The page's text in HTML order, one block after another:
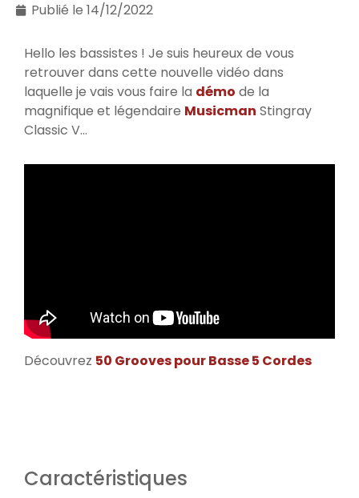
Publié le 14/12/2022
Hello les bassistes ! Je suis heureux de vous
retrouver dans cette nouvelle vidéo dans
laquelle je vais vous faire la démo de la
magnifique et légendaire Musicman Stingray
Classic V…
Découvrez 50 Grooves pour Basse 5 Cordes
Caractéristiques